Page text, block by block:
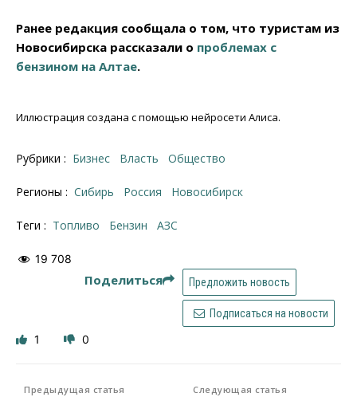
Ранее редакция сообщала о том, что туристам из
Новосибирска рассказали о проблемах с
бензином на Алтае.
Иллюстрация создана с помощью нейросети Алиса.
Рубрики : Бизнес Власть Общество
Регионы : Сибирь Россия Новосибирск
Теги : топливо бензин АЗС
19 708
Поделиться Предложить новость
Подписаться на новости
1 0
Предыдущая статья Следующая статья